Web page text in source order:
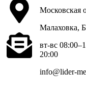
Московская
Малаховка,
вт-вс
20:00
info@lider-